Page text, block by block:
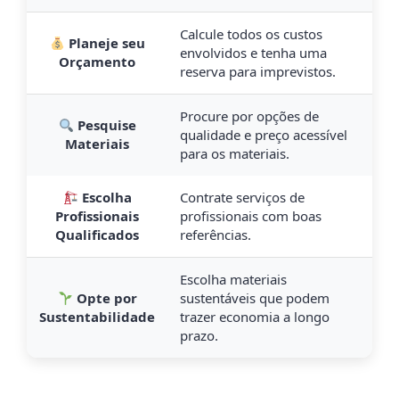
Planeje seu
Orçamento
Calcule todos os custos
envolvidos e tenha uma
reserva para imprevistos.
Pesquise
Materiais
Procure por opções de
qualidade e preço acessível
para os materiais.
Escolha
Profissionais
Qualificados
Contrate serviços de
profissionais com boas
referências.
Opte por
Sustentabilidade
Escolha materiais
sustentáveis que podem
trazer economia a longo
prazo.